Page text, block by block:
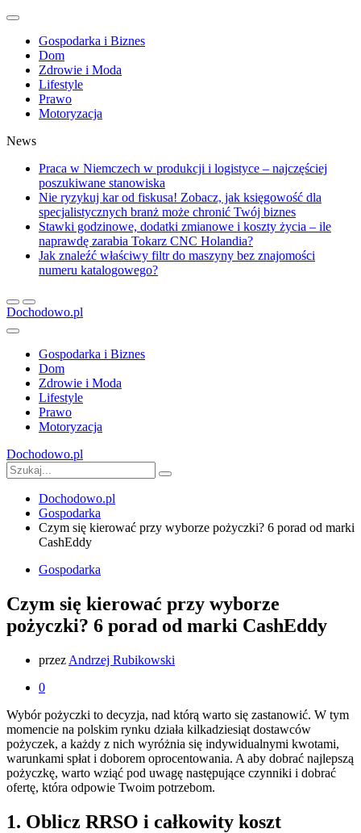
Gospodarka i Biznes
Dom
Zdrowie i Moda
Lifestyle
Prawo
Motoryzacja
News
Praca w Niemczech w produkcji i logistyce – najczęściej
poszukiwane stanowiska
Nie ryzykuj kar od fiskusa! Zobacz, jak księgowość dla
specjalistycznych branż może chronić Twój biznes
Stawki godzinowe, dodatki zmianowe i koszty życia – ile
naprawdę zarabia Tokarz CNC Holandia?
Jak znaleźć właściwy filtr do maszyny bez znajomości
numeru katalogowego?
Dochodowo.pl
Gospodarka i Biznes
Dom
Zdrowie i Moda
Lifestyle
Prawo
Motoryzacja
Dochodowo.pl
Dochodowo.pl
Gospodarka
Czym się kierować przy wyborze pożyczki? 6 porad od marki
CashEddy
Gospodarka
Czym się kierować przy wyborze
pożyczki? 6 porad od marki CashEddy
przez Andrzej Rubikowski
0
Wybór pożyczki to decyzja, nad którą warto się zastanowić. W tym
momencie na polskim rynku działa kilkadziesiąt dostawców
pożyczek, a każdy z nich wyróżnia się indywidualnymi kwotami,
warunkami spłat i doborem oprocentowania. A aby dobrać najlepszą
pożyczkę, warto wziąć pod uwagę następujące czynniki i dobrać
ofertę, która odpowie Twoim potrzebom.
1. Oblicz RRSO i całkowity koszt